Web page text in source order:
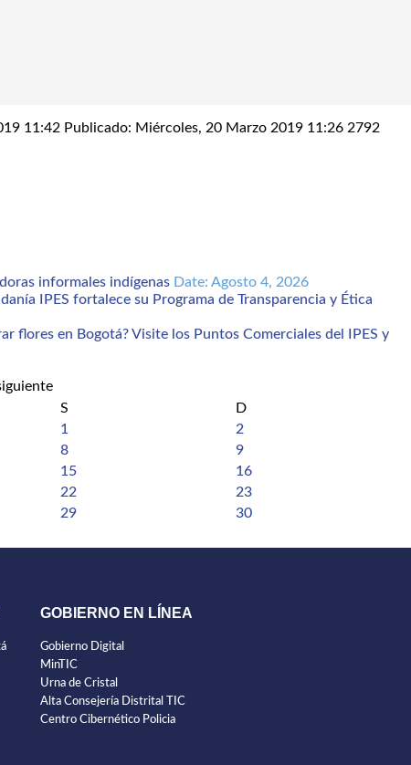
11:42 Publicado: Miércoles, 20 Marzo 2019 11:26 2792
informales indígenas Date: Agosto 4, 2026
IPES fortalece su Programa de Transparencia y Ética
flores en Bogotá? Visite los Puntos Comerciales del IPES y
S
D
1
2
8
9
15
16
22
23
29
30
GOBIERNO EN LÍNEA
Gobierno Digital
MinTIC
Urna de Cristal
Alta Consejería Distrital TIC
Centro Cibernético Policia